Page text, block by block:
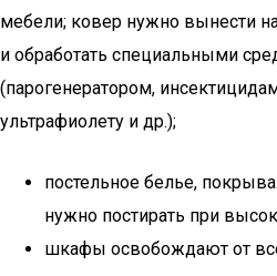
мебели; ковер нужно вынести
и обработать специальными
(парогенератором,
ультрафиолету и др.);
постельное белье,
нужно постирать при
шкафы освобождают от